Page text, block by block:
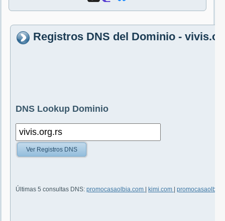
Registros DNS del Dominio -
DNS Lookup Dominio
Ver Registros DNS
Últimas 5 consultas DNS: promocasaolbia.com kimi.com